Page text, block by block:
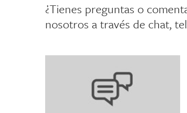
¿Tienes preguntas o
nosotros a través de chat,